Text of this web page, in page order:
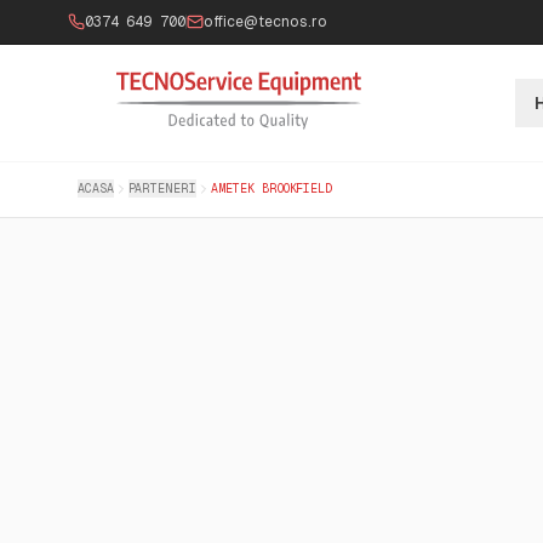
0374 649 700 office@tecnos.ro
ACASA PARTENERI AMETEK BROOKFIELD